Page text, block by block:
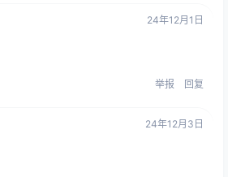
24年12月1日
举报 回复
24年12月3日